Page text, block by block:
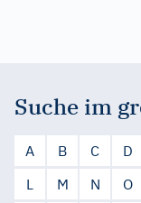
Suche im
A B C D
L
M N O